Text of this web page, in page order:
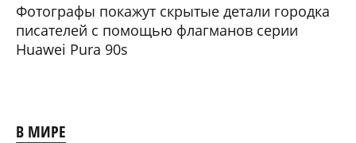
Фотографы покажут скрытые детали городка
писателей с помощью флагманов серии
Huawei Pura 90s
В МИРЕ